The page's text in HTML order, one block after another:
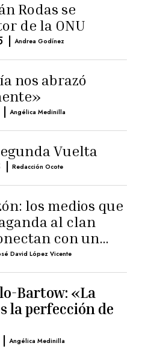
Rodas se
de la ONU
| Andrea Godínez
nos abrazó
| Angélica Medinilla
Vuelta
| Redacción Ocote
los medios que
al clan
con un
de
David López Vicente
Bartow: «La
la perfección de
| Angélica Medinilla